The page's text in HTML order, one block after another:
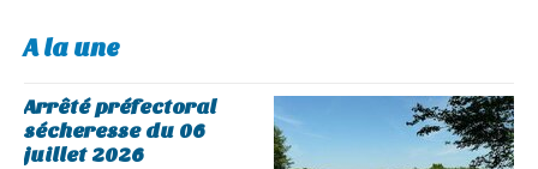
A la une
Arrêté préfectoral
sécheresse du 06
juillet 2026